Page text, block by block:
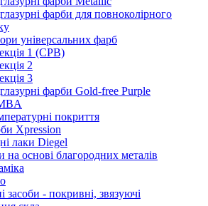
фарби для повноколірного
універсальних фарб
1 (CPB)
2
3
фарби Gold-free Purple
покриття
Xpression
лаки Diegel
на основі благородних металів
засоби - покривні, звязуючі